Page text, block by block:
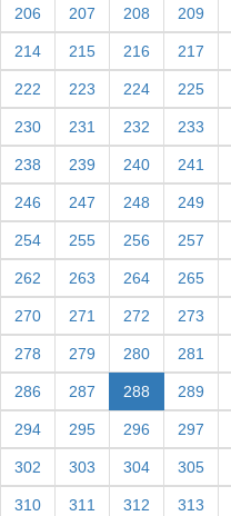
206 207 208 209
214 215 216 217
222 223 224 225
230 231 232 233
238 239 240 241
246 247 248 249
254 255 256 257
262 263 264 265
270 271 272 273
278 279 280 281
286 287 288 289
294 295 296 297
302 303 304 305
310 311 312 313